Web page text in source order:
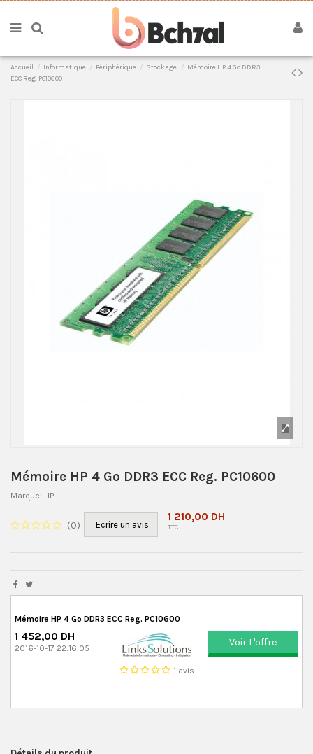
Accueil Informatique Périphérique Stockage
Mémoire HP 4 Go DDR3
ECC Reg. PC10600
Mémoire HP 4 Go DDR3 ECC Reg. PC10600
Marque: HP
(0) Ecrire un avis
1 210,00 DH
TTC
Mémoire HP 4 Go DDR3 ECC Reg. PC10600
1 452,00 DH
2016-10-17 22:16:05
1 avis
Voir L'offre